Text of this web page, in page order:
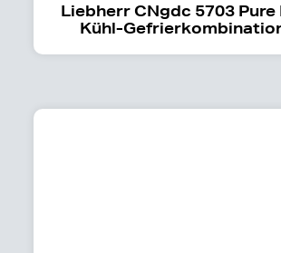
Liebherr CNgdc 5703
Kühl-